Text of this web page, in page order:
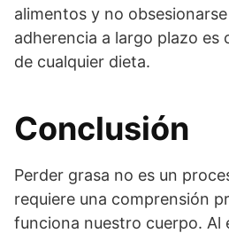
alimentos y no
adherencia a largo plazo es
de cualquier dieta.
Conclusión
Perder grasa no es un
requiere una comprensión
funciona nuestro cuerpo. Al